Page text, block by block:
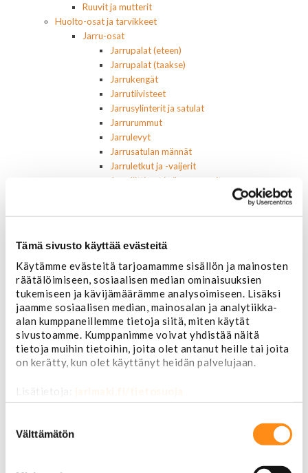
Tämä sivusto käyttää evästeitä
Käytämme evästeitä tarjoamamme sisällön ja mainosten
räätälöimiseen, sosiaalisen median ominaisuuksien
tukemiseen ja kävijämäärämme analysoimiseen. Lisäksi
jaamme sosiaalisen median, mainosalan ja analytiikka-
alan kumppaneillemme tietoja siitä, miten käytät
sivustoamme. Kumppanimme voivat yhdistää näitä
tietoja muihin tietoihin, joita olet antanut heille tai joita
on kerätty, kun olet käyttänyt heidän palvelujaan.
Lisätietoja: jarimaki.fi/tietosuoja
valinta
Välttämätön
Ruuvit ja mutterit
Huolto-osat ja tarvikkeet
Jarru-osat
Jarrupalat (eteen)
Jarrupalat (taakse)
Jarrukengät
Jarrutiivisteet
Jarrusylinterit ja satulat
Jarrurummut
Jarrulevyt
Jarrusatulan männät
Jarruletkut ja -vaijerit
Jarruliittimet ja ilmausruuvit
Korkit
Letkut
Termostaatit, kotelot, tiivisteet
Lämpötila-anturit
Vesipumput ja tiivisteet
Vapaatuulettimet ja viskokytkimet
Kiinnikkeet ja pidikkeet
Nivelet ja puslat
Alapallonivelet